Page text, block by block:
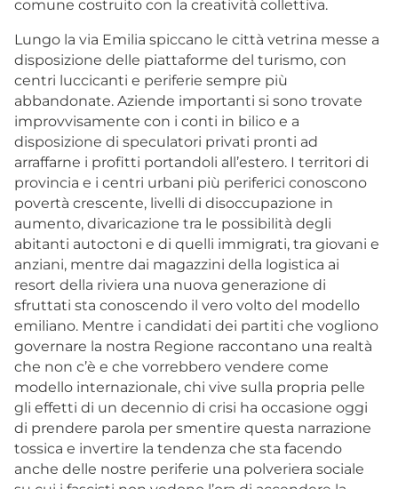
comune costruito con la creatività collettiva.
Lungo la via Emilia spiccano le città vetrina messe a
disposizione delle piattaforme del turismo, con
centri luccicanti e periferie sempre più
abbandonate. Aziende importanti si sono trovate
improvvisamente con i conti in bilico e a
disposizione di speculatori privati pronti ad
arraffarne i profitti portandoli all’estero. I territori di
provincia e i centri urbani più periferici conoscono
povertà crescente, livelli di disoccupazione in
aumento, divaricazione tra le possibilità degli
abitanti autoctoni e di quelli immigrati, tra giovani e
anziani, mentre dai magazzini della logistica ai
resort della riviera una nuova generazione di
sfruttati sta conoscendo il vero volto del modello
emiliano. Mentre i candidati dei partiti che vogliono
governare la nostra Regione raccontano una realtà
che non c’è e che vorrebbero vendere come
modello internazionale, chi vive sulla propria pelle
gli effetti di un decennio di crisi ha occasione oggi
di prendere parola per smentire questa narrazione
tossica e invertire la tendenza che sta facendo
anche delle nostre periferie una polveriera sociale